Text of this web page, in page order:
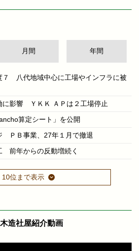
月間 年間
７ 八代地域中心に工場やインフラに被
に影響 ＹＫＫ ＡＰは２工場停止
算定シート」を公開
ＰＢ事業、27年１月で撤退
前年からの反動増続く
10位まで表示
造社屋紹介動画